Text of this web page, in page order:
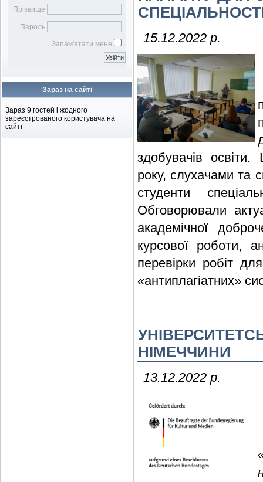
Віртуальна довідка
Електронна доставка
документів
Віртуальна виставка
Бібліотечному фахівцю
наукових робіт
Бібліометрика української
науки
Підбір журналів для
Прізвище
Пароль
Запам'ятати мене
Зараз на сайті
Зараз 9 гостей і жодного
зареєстрованого користувача на
сайті
15.12.2022 р.
здобувачів
року, слухачами та
студенти
Обговорювали
академічної
курсової роботи,
перевірки робіт
«антиплагіатних»
НІМЕЧЧИНИ
13.12.2022 р.